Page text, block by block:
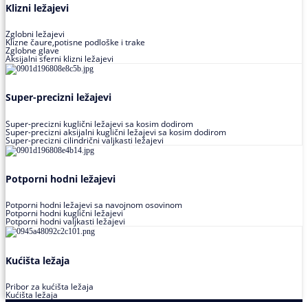
Klizni ležajevi
Zglobni ležajevi
Klizne čaure,potisne podloške i trake
Zglobne glave
Aksijalni sferni klizni ležajevi
Super-precizni ležajevi
Super-precizni kuglični ležajevi sa kosim dodirom
Super-precizni aksijalni kuglični ležajevi sa kosim dodirom
Super-precizni cilindrični valjkasti ležajevi
Potporni hodni ležajevi
Potporni hodni ležajevi sa navojnom osovinom
Potporni hodni kuglični ležajevi
Potporni hodni valjkasti ležajevi
Kućišta ležaja
Pribor za kućišta ležaja
Kućišta ležaja